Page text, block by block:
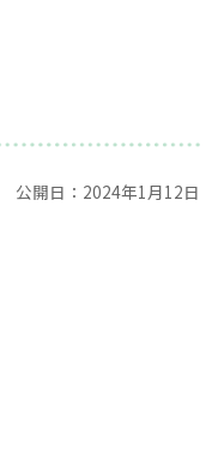
公開日：2024年1月12日